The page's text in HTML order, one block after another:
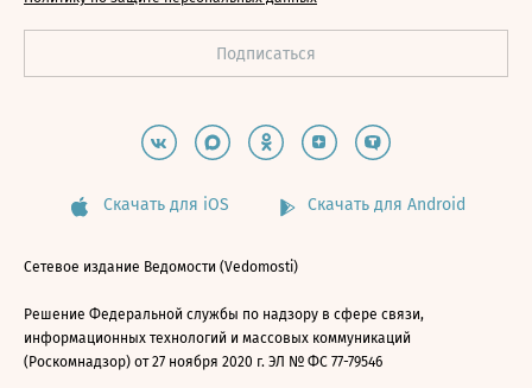
Скачать для iOS Скачать для Android
Сетевое издание Ведомости (Vedomosti)
Решение Федеральной службы по надзору в сфере связи,
информационных технологий и массовых коммуникаций
(Роскомнадзор) от 27 ноября 2020 г. ЭЛ № ФС 77-79546